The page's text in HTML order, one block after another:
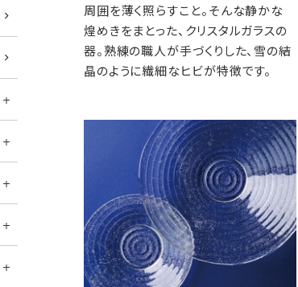
周囲を薄く照らすこと。そんな静かな
煌めきをまとった、クリスタルガラスの
器。熟練の職人が手づくりした、雪の結
晶のように繊細なヒビが特徴です。